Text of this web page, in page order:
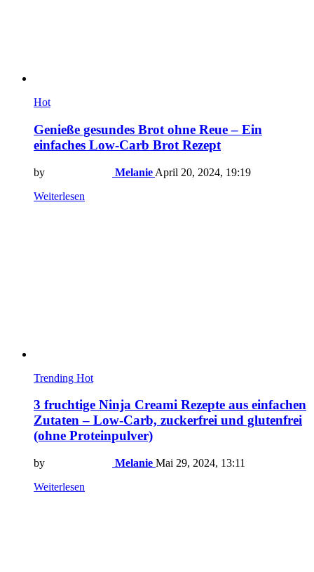
Hot
Genieße gesundes Brot ohne Reue – Ein
einfaches Low-Carb Brot Rezept
by Melanie April 20, 2024, 19:19
Weiterlesen
Trending Hot
3 fruchtige Ninja Creami Rezepte aus einfachen
Zutaten – Low-Carb, zuckerfrei und glutenfrei
(ohne Proteinpulver)
by Melanie Mai 29, 2024, 13:11
Weiterlesen